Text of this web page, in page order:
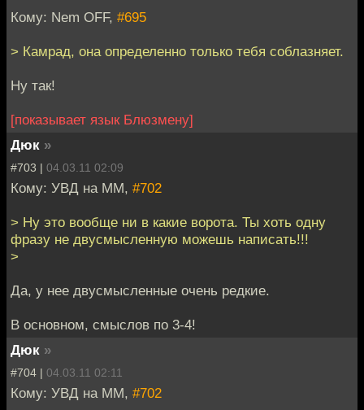
Кому: Nem OFF, #695
> Камрад, она определенно только тебя соблазняет.
Ну так!
[показывает язык Блюзмену]
Дюк »
#703 | 04.03.11 02:09
Кому: УВД на ММ, #702
> Ну это вообще ни в какие ворота. Ты хоть одну
фразу не двусмысленную можешь написать!!!
>
Да, у нее двусмысленные очень редкие.
В основном, смыслов по 3-4!
Дюк »
#704 | 04.03.11 02:11
Кому: УВД на ММ, #702